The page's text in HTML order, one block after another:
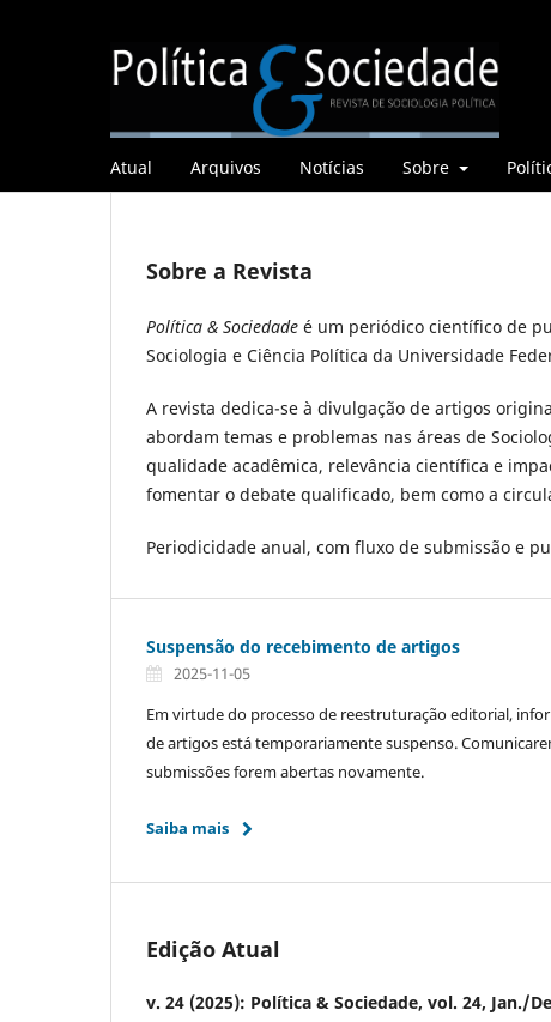
Atual Arquivos Notícias Sobre
Sobre a Revista
Política & Sociedade é um periódico científico de
Sociologia e Ciência Política da Universidade
A revista dedica-se à divulgação de artigos
abordam temas e problemas nas áreas de
qualidade acadêmica, relevância científica e
fomentar o debate qualificado, bem como a
Periodicidade anual, com fluxo de submissão e
Suspensão do recebimento de artigos
2025-11-05
Em virtude do processo de reestruturação editorial,
de artigos está temporariamente suspenso.
submissões forem abertas novamente.
Saiba mais
Edição Atual
v. 24 (2025): Política & Sociedade, vol. 24, Jan./